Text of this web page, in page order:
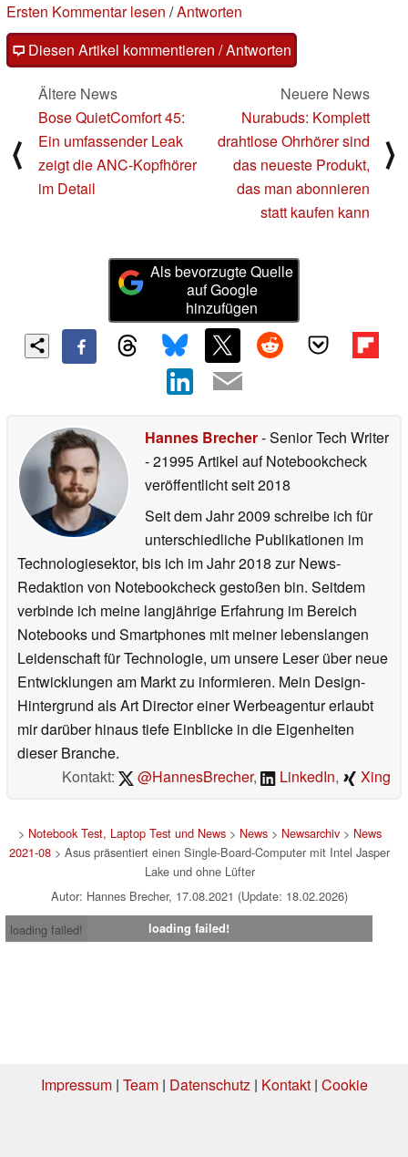
Ersten Kommentar lesen /Antworten
Diesen Artikel kommentieren / Antworten
⟨
Ältere News
Bose QuietComfort 45:
Ein umfassender Leak
zeigt die ANC-Kopfhörer
im Detail
Neuere News
Nurabuds: Komplett
drahtlose Ohrhörer sind
das neueste Produkt,
das man abonnieren
statt kaufen kann
⟩
Als bevorzugte Quelle
auf Google
hinzufügen
Hannes Brecher- Senior Tech Writer
- 21995 Artikel auf Notebookcheck
veröffentlichtseit 2018
Seit dem Jahr 2009 schreibe ich für
unterschiedliche Publikationen im
Technologiesektor, bis ich im Jahr 2018 zur News-
Redaktion von Notebookcheck gestoßen bin. Seitdem
verbinde ich meine langjährige Erfahrung im Bereich
Notebooks und Smartphones mit meiner lebenslangen
Leidenschaft für Technologie, um unsere Leser über neue
Entwicklungen am Markt zu informieren. Mein Design-
Hintergrund als Art Director einer Werbeagentur erlaubt
mir darüber hinaus tiefe Einblicke in die Eigenheiten
dieser Branche.
Kontakt:
@HannesBrecher, LinkedIn, Xing
> Notebook Test, Laptop Test und News> News> Newsarchiv> News
2021-08 > Asus präsentiert einen Single-Board-Computer mit Intel Jasper
Lake und ohne Lüfter
Autor: Hannes Brecher, 17.08.2021 (Update: 18.02.2026)
loading failed!
loading failed!
Impressum| Team| Datenschutz| Kontakt| Cookie